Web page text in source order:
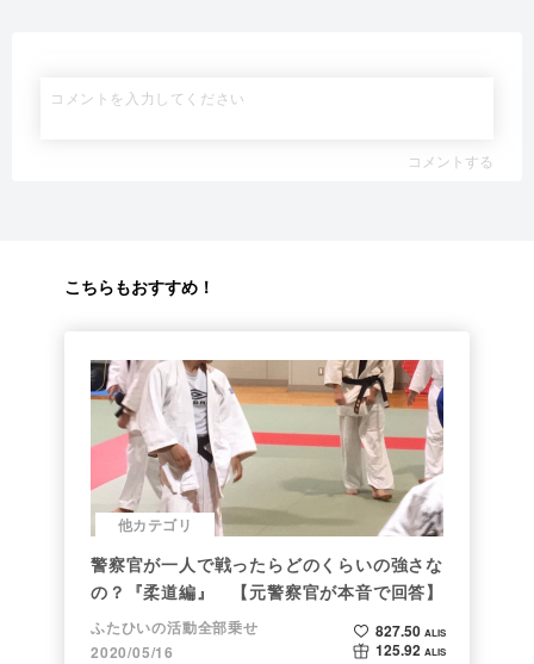
コメントする
こちらもおすすめ！
他カテゴリ
警察官が一人で戦ったらどのくらいの強さな
の？『柔道編』 【元警察官が本音で回答】
ふたひいの活動全部乗せ
2020/05/16
827.50 ALIS
125.92 ALIS